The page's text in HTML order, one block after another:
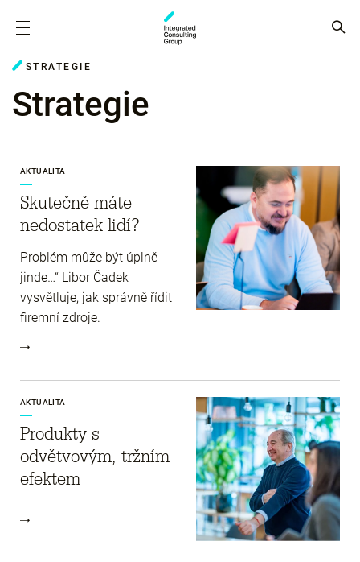
STRATEGIE
Strategie
AKTUALITA
Skutečně máte
nedostatek lidí?
Problém může být úplně
jinde…“ Libor Čadek
vysvětluje, jak správně řídit
firemní zdroje.
AKTUALITA
Produkty s
odvětvovým, tržním
efektem